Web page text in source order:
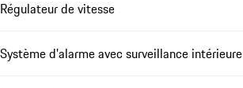
Régulateur de vitesse
Système d'alarme avec surveillance intérieure